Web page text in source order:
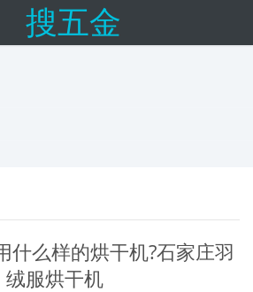
搜五金
什么样的烘干机?石家庄羽
绒服烘干机